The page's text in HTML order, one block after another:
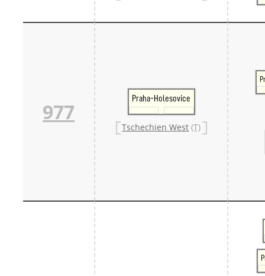
977
Praha-Holesovice
Tschechien West (T)